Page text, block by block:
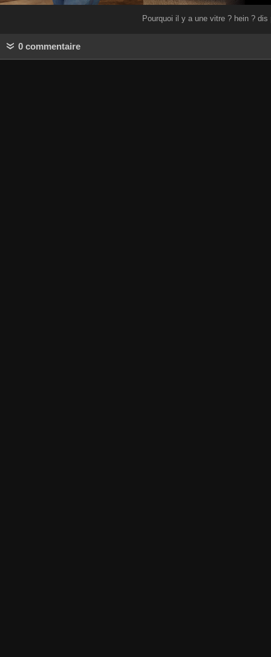
Pourquoi il y a une vitre ? hein ? dis
0 commentaire